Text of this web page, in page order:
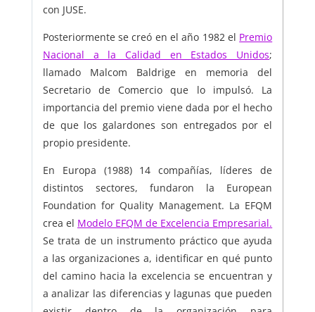
con JUSE.
Posteriormente se creó en el año 1982 el Premio
Nacional a la Calidad en Estados Unidos;
llamado Malcom Baldrige en memoria del
Secretario de Comercio que lo impulsó. La
importancia del premio viene dada por el hecho
de que los galardones son entregados por el
propio presidente.
En Europa (1988) 14 compañías, líderes de
distintos sectores, fundaron la European
Foundation for Quality Management. La EFQM
crea el Modelo EFQM de Excelencia Empresarial.
Se trata de un instrumento práctico que ayuda
a las organizaciones a, identificar en qué punto
del camino hacia la excelencia se encuentran y
a analizar las diferencias y lagunas que pueden